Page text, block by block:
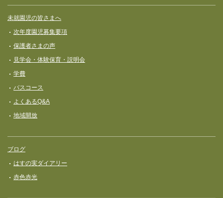
未就園児の皆さまへ
次年度園児募集要項
保護者さまの声
見学会・体験保育・説明会
学費
バスコース
よくあるQ&A
地域開放
ブログ
はすの実ダイアリー
赤色赤光